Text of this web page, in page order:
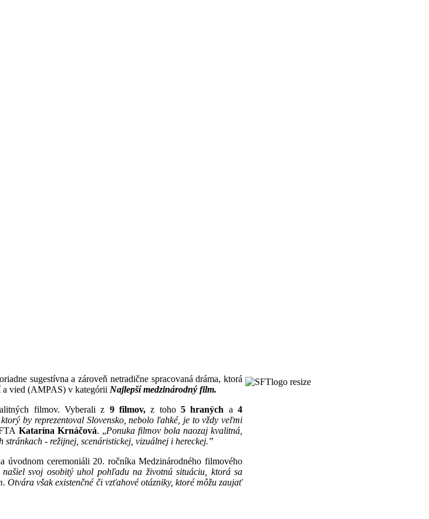
sugestívna a zároveň netradične spracovaná dráma, ktorá
a vied (AMPAS) v kategórii Najlepší medzinárodný film.
filmov. Vyberali z 9 filmov,z toho 5 hraných a4
by reprezentoval Slovensko, nebolo ľahké, je to vždy veľmi
Katarína Krnáčová. „Ponuka filmov bola naozaj kvalitná,
stránkach - režijnej, scenáristickej, vizuálnej i hereckej.‟
úvodnom ceremoniáli 20. ročníka Medzinárodného filmového
svoj osobitý uhol pohľadu na životnú situáciu, ktorá sa
však existenčné či vzťahové otázniky, ktoré môžu zaujať